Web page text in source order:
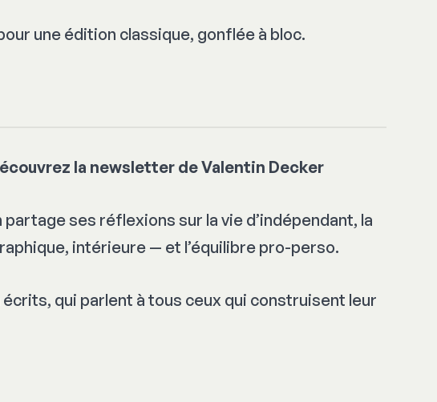
une édition classique, gonflée à bloc.
la newsletter de Valentin Decker
ses réflexions sur la vie d’indépendant, la
intérieure — et l’équilibre pro-perso.
qui parlent à tous ceux qui construisent leur